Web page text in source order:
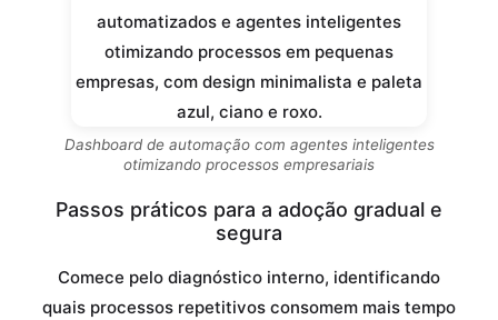
Dashboard de automação com agentes inteligentes
otimizando processos empresariais
Passos práticos para a adoção gradual e
segura
Comece pelo diagnóstico interno, identificando
quais processos repetitivos consomem mais tempo